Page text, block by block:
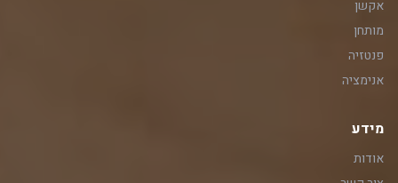
אקשן
מותחן
פנטזיה
אנימציה
מידע
אודות